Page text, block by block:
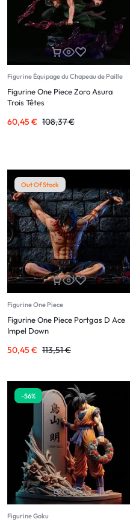
Figurine Équipage du Chapeau de Paille
Figurine One Piece Zoro Asura
Trois Têtes
108,37€
60,45 €
Out Of Stock
Figurine One Piece
Figurine One Piece Portgas D Ace
Impel Down
113,51€
50,45 €
-56%
Figurine Goku